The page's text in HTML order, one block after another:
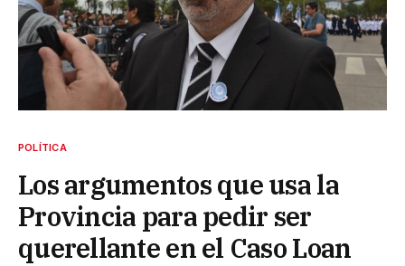
POLÍTICA
Los argumentos que usa la
Provincia para pedir ser
querellante en el Caso Loan